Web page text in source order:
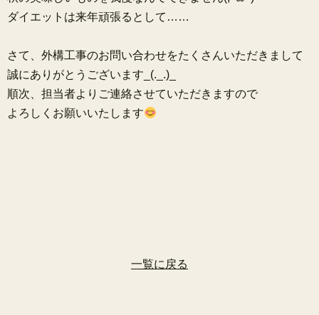
ダイエットは来年頑張るとして……
さて、外構工事のお問い合わせをたくさんいただきまして
誠にありがとうございます_(._.)_
順次、担当者よりご連絡させていただきますので
よろしくお願いいたします
一覧に戻る